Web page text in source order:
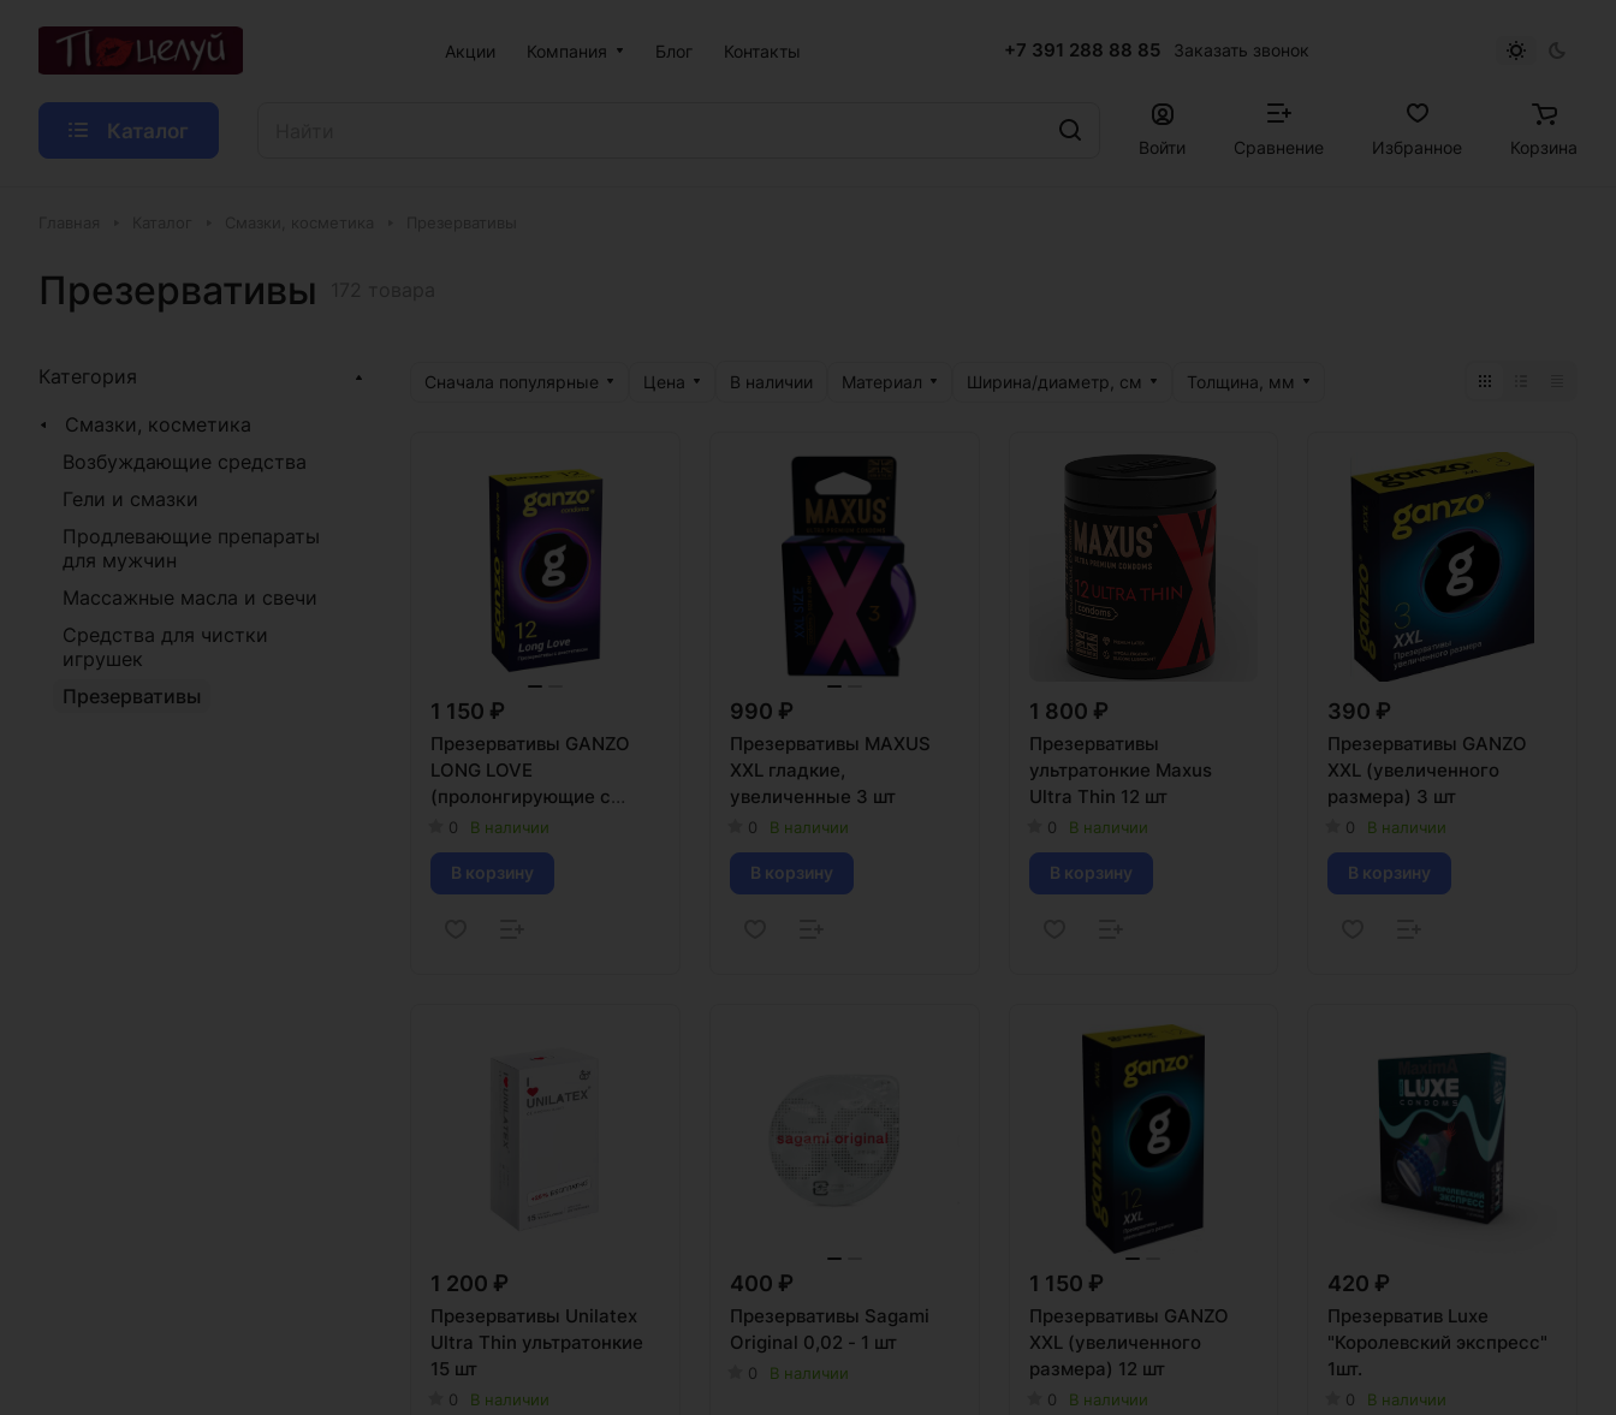
Акции Компания Блог Контакты +7 391 288 88 85 Заказать звонок
Каталог
Войти Сравнение Избранное Корзина
Презервативы
Сначала популярные Цена В наличии Материал Ширина/диаметр, см Толщина, мм
1 150 ₽
Презервативы GANZO
LONG LOVE
(пролонгирующие с
анестетиком) 12 шт
0 В наличии
В корзину
990 ₽
Презервативы MAXUS
XXL гладкие,
увеличенные 3 шт
0 В наличии
В корзину
1 800 ₽
Презервативы
ультратонкие Maxus
Ultra Thin 12 шт
0 В наличии
В корзину
390 ₽
Презервативы GANZO
XXL (увеличенного
размера) 3 шт
0 В наличии
В корзину
1 200 ₽
Презервативы Unilatex
Ultra Thin ультратонкие
15 шт
0 В наличии
400 ₽
Презервативы Sagami
Original 0,02 - 1 шт
0 В наличии
1 150 ₽
Презервативы GANZO
XXL (увеличенного
размера) 12 шт
0 В наличии
420 ₽
Презерватив Luxe
"Королевский экспресс"
1шт.
0 В наличии
Категория
Смазки, косметика
Возбуждающие средства
Гели и смазки
Продлевающие препараты
для мужчин
Массажные масла и свечи
Средства для чистки
игрушек
Презервативы